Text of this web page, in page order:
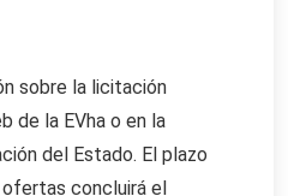
sobre la licitación
de la EVha o en la
del Estado. El plazo
concluirá el